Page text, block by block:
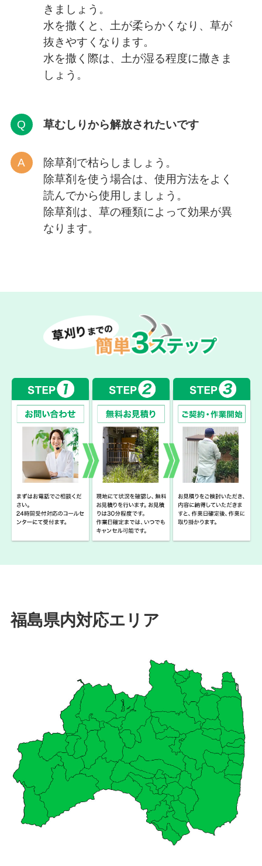
きましょう。
水を撒くと、土が柔らかくなり、草が
抜きやすくなります。
水を撒く際は、土が湿る程度に撒きま
しょう。
草むしりから解放されたいです
除草剤で枯らしましょう。
除草剤を使う場合は、使用方法をよく
読んでから使用しましょう。
除草剤は、草の種類によって効果が異
なります。
福島県内対応エリア